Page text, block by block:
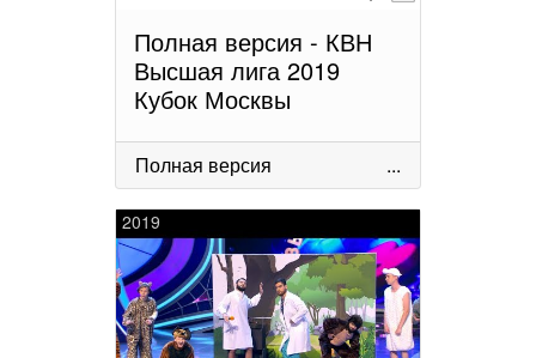
Полная версия - КВН
Высшая лига 2019
Кубок Москвы
Полная версия ...
2019